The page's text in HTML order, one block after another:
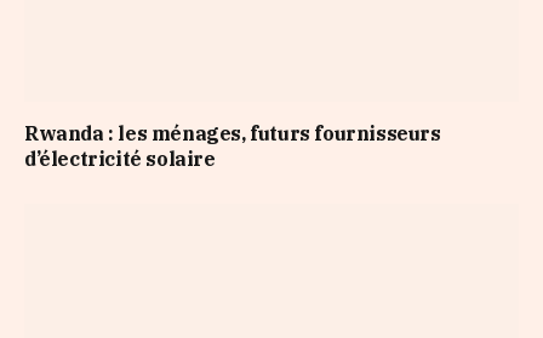
Rwanda : les ménages, futurs fournisseurs
d’électricité solaire